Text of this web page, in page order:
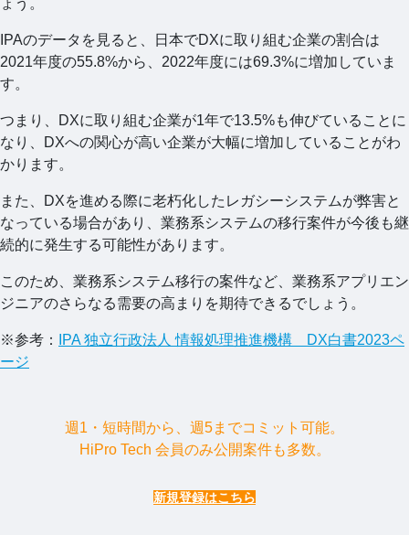
ょう。
IPAのデータを見ると、日本でDXに取り組む企業の割合は
2021年度の55.8%から、2022年度には69.3%に増加していま
す。
つまり、DXに取り組む企業が1年で13.5%も伸びていることに
なり、DXへの関心が高い企業が大幅に増加していることがわ
かります。
また、DXを進める際に老朽化したレガシーシステムが弊害と
なっている場合があり、業務系システムの移行案件が今後も継
続的に発生する可能性があります。
このため、業務系システム移行の案件など、業務系アプリエン
ジニアのさらなる需要の高まりを期待できるでしょう。
※参考：
IPA 独立行政法人 情報処理推進機構 DX白書2023ペ
ージ
週1・短時間から、週5までコミット可能。
HiPro Tech 会員のみ公開案件も多数。
新規登録はこちら